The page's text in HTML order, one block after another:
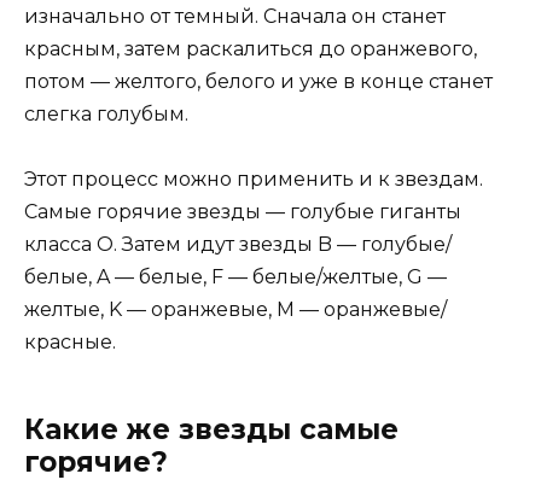
изначально от темный. Сначала он станет
красным, затем раскалиться до оранжевого,
потом — желтого, белого и уже в конце станет
слегка голубым.
Этот процесс можно применить и к звездам.
Самые горячие звезды — голубые гиганты
класса О. Затем идут звезды B — голубые/
белые, A — белые, F — белые/желтые, G —
желтые, K — оранжевые, M — оранжевые/
красные.
Какие же звезды самые
горячие?